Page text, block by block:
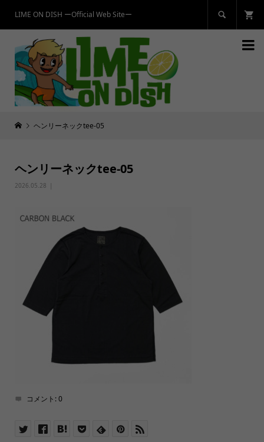
LIME ON DISH ーOfficial Web Siteー 

ヘンリーネックtee-05
ヘンリーネックtee-05
2026.05.28
コメント:0